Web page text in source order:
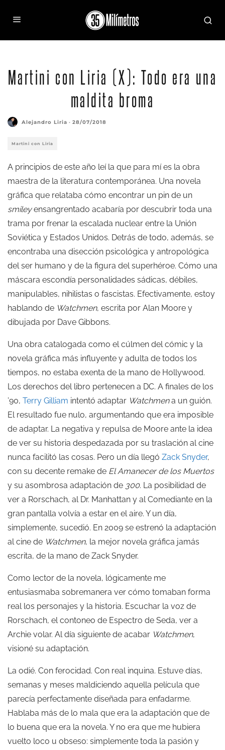
Martini con Liria (X): Todo era una
maldita broma
Alejandro Liria · 28/07/2018
Martini con Liria
A principios de este año leí la que para mí es la obra
maestra de la literatura contemporánea. Una novela
gráfica que relataba cómo encontrar un pin de un
smileyensangrentado acabaría por descubrir toda una
trama por frenar la escalada nuclear entre la Unión
Soviética y Estados Unidos. Detrás de todo, además, se
encontraba una disección psicológica y antropológica
del ser humano y de la figura del superhéroe. Cómo una
máscara escondía personalidades sádicas, débiles,
manipulables, nihilistas o fascistas. Efectivamente, estoy
hablando de Watchmen, escrita por Alan Moore y
dibujada por Dave Gibbons.
Una obra catalogada como el cúlmen del cómic y la
novela gráfica más influyente y adulta de todos los
tiempos, no estaba exenta de la mano de Hollywood.
Los derechos del libro pertenecen a DC. A finales de los
’90, Terry Gilliam intentó adaptar Watchmena un guión.
El resultado fue nulo, argumentando que era imposible
de adaptar. La negativa y repulsa de Moore ante la idea
de ver su historia despedazada por su traslación al cine
nunca facilitó las cosas. Pero un día llegó Zack Snyder,
con su decente remake de El Amanecer de los Muertos
y su asombrosa adaptación de 300. La posibilidad de
ver a Rorschach, al Dr. Manhattan y al Comediante en la
gran pantalla volvía a estar en el aire. Y un día,
simplemente, sucedió. En 2009 se estrenó la adaptación
al cine de Watchmen, la mejor novela gráfica jamás
escrita, de la mano de Zack Snyder.
Como lector de la novela, lógicamente me
entusiasmaba sobremanera ver cómo tomaban forma
real los personajes y la historia. Escuchar la voz de
Rorschach, el contoneo de Espectro de Seda, ver a
Archie volar. Al día siguiente de acabar Watchmen,
visioné su adaptación.
La odié. Con ferocidad. Con real inquina. Estuve días,
semanas y meses maldiciendo aquella película que
parecía perfectamente diseñada para enfadarme.
Hablaba más de lo mala que era la adaptación que de
lo buena que era la novela. Y no era que me hubiera
vuelto loco u obseso: simplemente toda la pasión y